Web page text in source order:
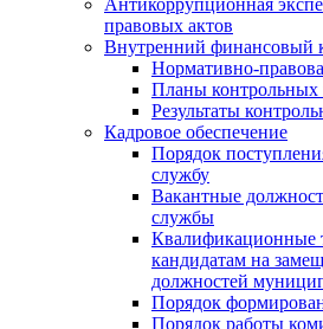
правовых актов
Внутренний финансовый
Нормативно-
Планы контрольных
Результаты
Кадровое обеспечение
Порядок
службу
Вакантные
службы
Квалификационные
кандидатам на
должностей
Порядок
Порядок работы